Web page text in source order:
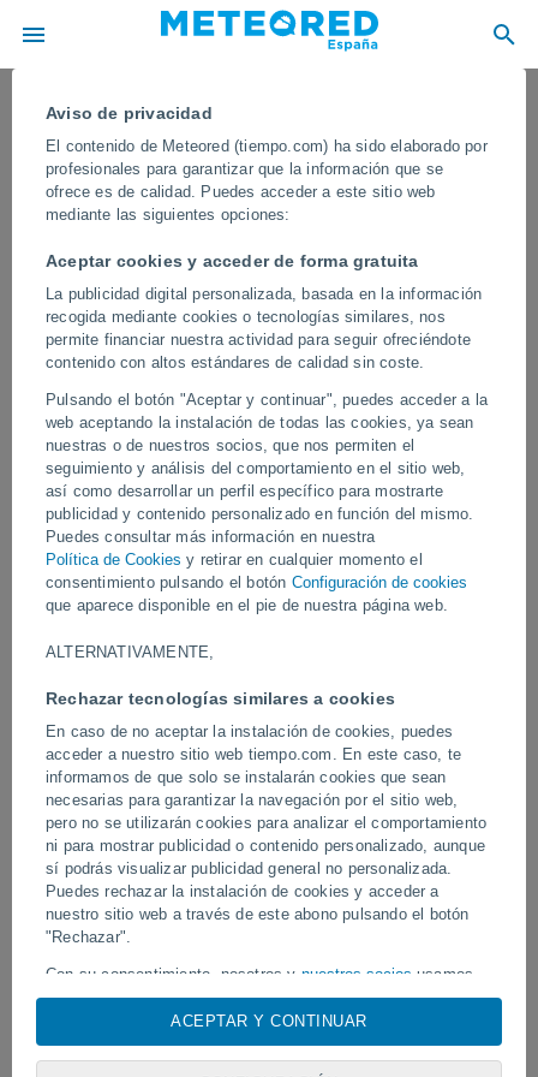
Aviso de privacidad
El contenido de Meteored (tiempo.com) ha sido elaborado por
profesionales para garantizar que la información que se
ofrece es de calidad. Puedes acceder a este sitio web
mediante las siguientes opciones:
Aceptar cookies y acceder de forma gratuita
La publicidad digital personalizada, basada en la información
recogida mediante cookies o tecnologías similares, nos
permite financiar nuestra actividad para seguir ofreciéndote
contenido con altos estándares de calidad sin coste.
Pulsando el botón "Aceptar y continuar", puedes acceder a la
web aceptando la instalación de todas las cookies, ya sean
nuestras o de nuestros socios, que nos permiten el
seguimiento y análisis del comportamiento en el sitio web,
así como desarrollar un perfil específico para mostrarte
publicidad y contenido personalizado en función del mismo.
Puedes consultar más información en nuestra
Política de Cookies y retirar en cualquier momento el
consentimiento pulsando el botón Configuración de cookies
que aparece disponible en el pie de nuestra página web.
ALTERNATIVAMENTE,
Rechazar tecnologías similares a cookies
En caso de no aceptar la instalación de cookies, puedes
acceder a nuestro sitio web tiempo.com. En este caso, te
informamos de que solo se instalarán cookies que sean
necesarias para garantizar la navegación por el sitio web,
pero no se utilizarán cookies para analizar el comportamiento
ni para mostrar publicidad o contenido personalizado, aunque
sí podrás visualizar publicidad general no personalizada.
Puedes rechazar la instalación de cookies y acceder a
nuestro sitio web a través de este abono pulsando el botón
"Rechazar".
Con su consentimiento, nosotros y nuestros socios usamos
cookies, identificadores únicos o tecnologías similares para
almacenar, acceder y procesar datos personales como su
visita en este sitio web, las direcciones IP y los
identificadores de cookies. Es posible que algunos
ACEPTAR Y CONTINUAR
Varias supercélulas causan estragos
en la región del Véneto, Italia
En las últimas horas se han formado tormentas muy organizadas
en la zona, dejando a su paso fenómenos extremo y grandes
daños materiales en varias poblaciones.
Vídeos
Un rayo impactó en un campo de
fútbol en Narathiwat, Tailandia.
Erupción y actividad
volcán de Fuego,
Síguenos